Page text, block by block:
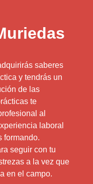
saberes
y tendrás un
de las
te
al
laboral
formando.
seguir con tu
a la vez que
en el campo.